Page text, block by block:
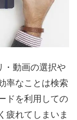
・動画の選択や
率なことは検索
ドを利用しての
疲れてしまいま